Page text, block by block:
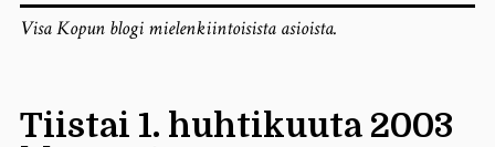
Visa Kopun blogi mielenkiintoisista asioista.
Tiistai 1. huhtikuuta 2003